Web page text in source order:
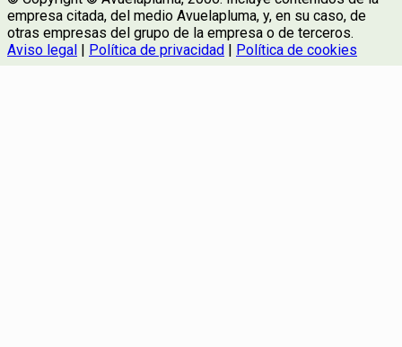
empresa citada, del medio Avuelapluma, y, en su caso, de
otras empresas del grupo de la empresa o de terceros.
Aviso legal
Política de privacidad Política de cookies